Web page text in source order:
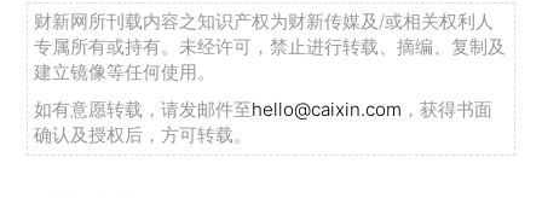
财新网所刊载内容之知识产权为财新传媒及/或相关权利人
专属所有或持有。未经许可，禁止进行转载、摘编、复制及
建立镜像等任何使用。
如有意愿转载，请发邮件至hello@caixin.com ，获得书面
确认及授权后，方可转载。